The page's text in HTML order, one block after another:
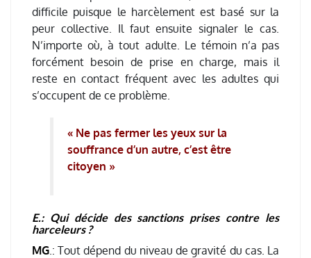
difficile puisque le harcèlement est basé sur la
peur collective. Il faut ensuite signaler le cas.
N’importe où, à tout adulte. Le témoin n’a pas
forcément besoin de prise en charge, mais il
reste en contact fréquent avec les adultes qui
s’occupent de ce problème.
« Ne pas fermer les yeux sur la
souffrance d’un autre, c’est être
citoyen »
E.: Qui décide des sanctions prises contre les
harceleurs ?
MG .: Tout dépend du niveau de gravité du cas. La